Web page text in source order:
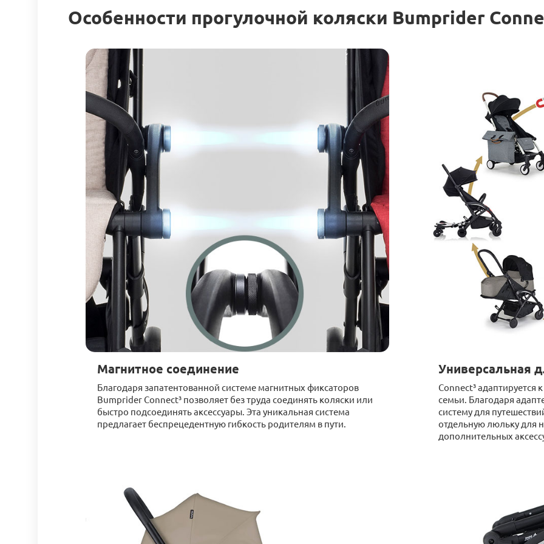
Особенности прогулочной коляски Bumprider
Магнитное соединение
Благодаря запатентованной системе магнитных фиксаторов
Bumprider Connect³ позволяет без труда соединять коляски или
быстро подсоединять аксессуары. Эта уникальная система
предлагает беспрецедентную гибкость родителям в пути.
Универсальная
Connect³
семьи. Благодаря
систему для
отдельную люльку для
дополнительных